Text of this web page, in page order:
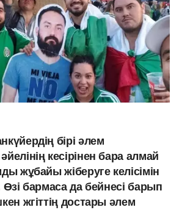
бірі әлем
кесірінен бара алмай
жұбайы жіберуге келісімін
бармаса да бейнесі барып
жгіттің достары әлем